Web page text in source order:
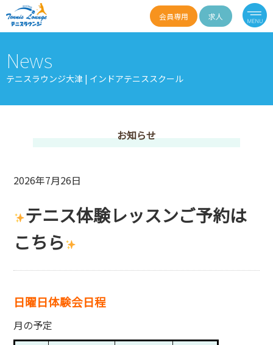
会員専用 求人
News
テニスラウンジ大津 | インドアテニススクール
お知らせ
2026年7月26日
テニス体験レッスンご予約は
こちら
日曜日体験会日程
月の予定